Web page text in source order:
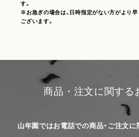
す。
※お急ぎの場合は、日時指定がない方がより
ございます。
商品・注文に関する
山年園ではお電話での商品・ご注文